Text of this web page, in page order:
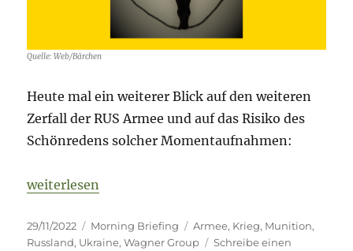
Quelle: Web/Bärchen
Heute mal ein weiterer Blick auf den weiteren
Zerfall der RUS Armee und auf das Risiko des
Schönredens solcher Momentaufnahmen:
„Fog of War – 29. November 2022 – Tag 279“
weiterlesen
Veröffentlicht
am
29/11/2022 Kategorien
Morning Briefing Schlagwörter
Armee, Krieg, Munition,
Russland, Ukraine,Wagner Group
Schreibe einen